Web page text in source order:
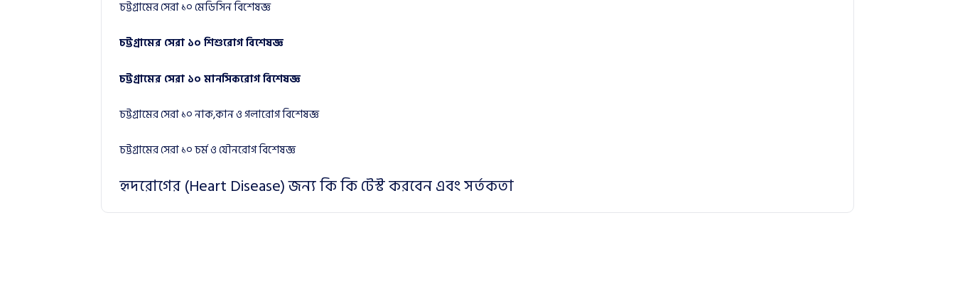
চট্টগ্রামের সেরা ১০ মেডিসিন বিশেষজ্ঞ
চট্টগ্রামের সেরা ১০ শিশুরোগ বিশেষজ্ঞ
চট্টগ্রামের সেরা ১০ মানসিকরোগ বিশেষজ্ঞ
চট্টগ্রামের সেরা ১০ নাক,কান ও গলারোগ বিশেষজ্ঞ
চট্টগ্রামের সেরা ১০ চর্ম ও যৌনরোগ বিশেষজ্ঞ
হৃদরোগের (Heart Disease) জন্য কি কি টেস্ট করবেন এবং সর্তকতা